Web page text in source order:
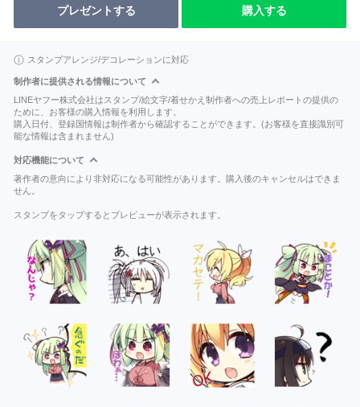
プレゼントする 購入する
スタンプアレンジ/デコレーションに対応
制作者に提供される情報について
LINEヤフー株式会社はスタンプ/絵文字/着せかえ制作者への売上レポートの提供の
ために、お客様の購入情報を利用します。
購入日付、登録国情報は制作者から確認することができます。(お客様を直接識別可
能な情報は含まれません)
対応機能について
著作者の意向により非対応になる可能性があります。購入後のキャンセルはできま
せん。
スタンプをタップするとプレビューが表示されます。